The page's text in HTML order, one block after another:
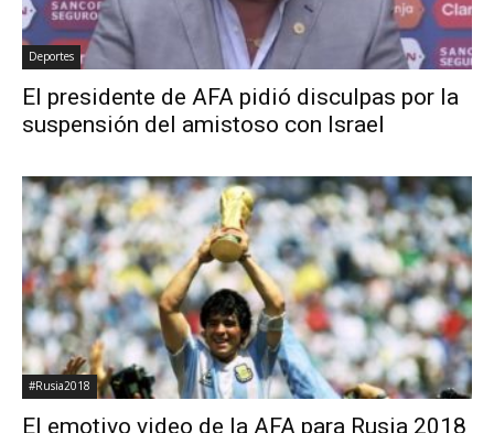
Deportes
El presidente de AFA pidió disculpas por la
suspensión del amistoso con Israel
#Rusia2018
El emotivo video de la AFA para Rusia 2018